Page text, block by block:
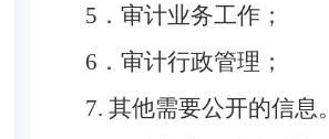
5．审计业务工作；
6．审计行政管理；
7. 其他需要公开的信息。